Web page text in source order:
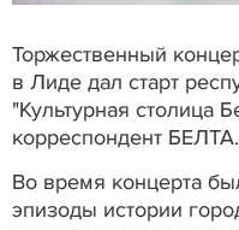
Торжественный
в Лиде дал старт
"Культурная столица
корреспондент БЕЛТА.
Во время концерта
эпизоды истории